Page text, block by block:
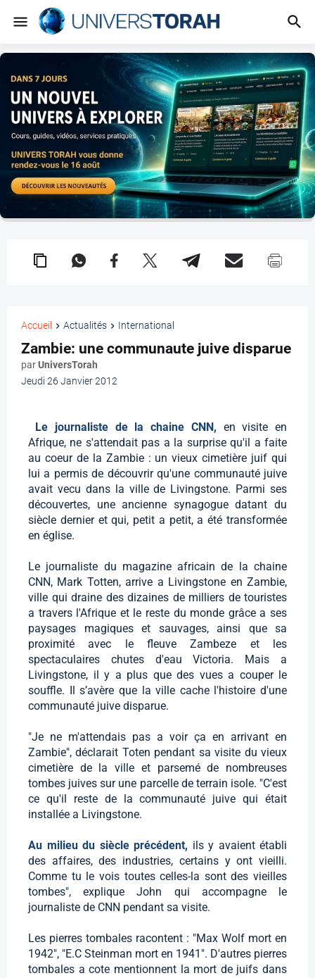
Accueil Actualités International
Zambie: une communaute juive disparue
parUniversTorah
Jeudi 26 Janvier 2012
Le journaliste de la chaine CNN, en visite en
Afrique, ne s'attendait pas a la surprise qu'il a faite
au coeur de la Zambie : un vieux cimetière juif qui
lui a permis de découvrir qu'une communauté juive
avait vecu dans la ville de Livingstone. Parmi ses
découvertes, une ancienne synagogue datant du
siècle dernier et qui, petit a petit, a été transformée
en église.
Le journaliste du magazine africain de la chaine
CNN, Mark Totten, arrive a Livingstone en Zambie,
ville qui draine des dizaines de milliers de touristes
a travers l'Afrique et le reste du monde grâce a ses
paysages magiques et sauvages, ainsi que sa
proximité avec le fleuve Zambeze et les
spectaculaires chutes d'eau Victoria. Mais a
Livingstone, il y a plus que des vues a couper le
souffle. Il s’avère que la ville cache l'histoire d'une
communauté juive disparue.
"Je ne m'attendais pas a voir ça en arrivant en
Zambie", déclarait Toten pendant sa visite du vieux
cimetière de la ville et parsemé de nombreuses
tombes juives sur une parcelle de terrain isole. "C'est
ce qu'il reste de la communauté juive qui était
installée a Livingstone.
Au milieu du siècle précédent, ils y avaient établi
des affaires, des industries, certains y ont vieilli.
Comme tu le vois toutes celles-la sont des vieilles
tombes", explique John qui accompagne le
journaliste de CNN pendant sa visite.
Les pierres tombales racontent : "Max Wolf mort en
1942", "E.C Steinman mort en 1941". D'autres pierres
tombales a cote mentionnent la mort de juifs dans